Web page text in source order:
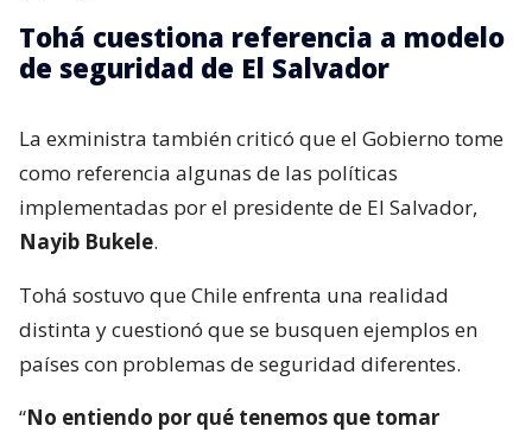
Tohá cuestiona referencia a modelo
de seguridad de El Salvador
La exministra también criticó que el Gobierno tome
como referencia algunas de las políticas
implementadas por el presidente de El Salvador,
Nayib Bukele.
Tohá sostuvo que Chile enfrenta una realidad
distinta y cuestionó que se busquen ejemplos en
países con problemas de seguridad diferentes.
“No entiendo por qué tenemos que tomar